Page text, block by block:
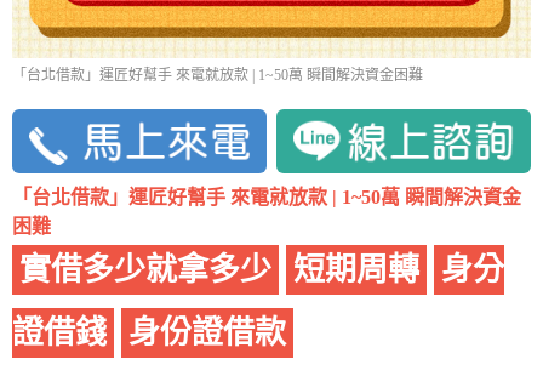
「台北借款」運匠好幫手 來電就放款 | 1~50萬 瞬間解決資金困難
「台北借款」運匠好幫手 來電就放款 | 1~50萬 瞬間解決資金
困難
實借多少就拿多少 短期周轉
身分
證借錢
身份證借款